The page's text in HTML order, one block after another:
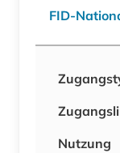
FID-
Nutzung